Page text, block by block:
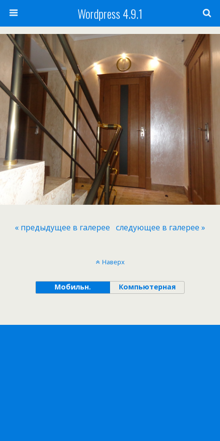
Wordpress 4.9.1
« предыдущее в галерее следующее в галерее »
Наверх
Мобильн. Компьютерная